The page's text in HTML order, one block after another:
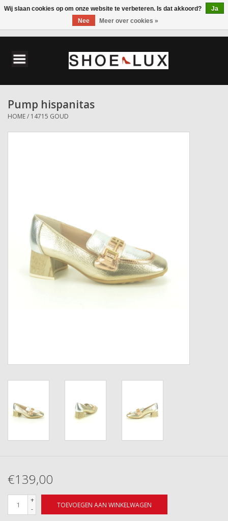
Herenschoenen
Accessoires
Pump hispanitas
HOME/ 14715 GOUD
€139,00
+
-
TOEVOEGEN AAN WINKELWAGEN
Wij slaan cookies op om onze website te verbeteren. Is dat akkoord?
Ja
Nee
Meer over cookies »